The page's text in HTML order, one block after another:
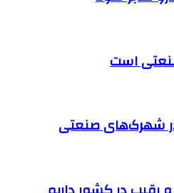
است
شهرک‌های صنعتی